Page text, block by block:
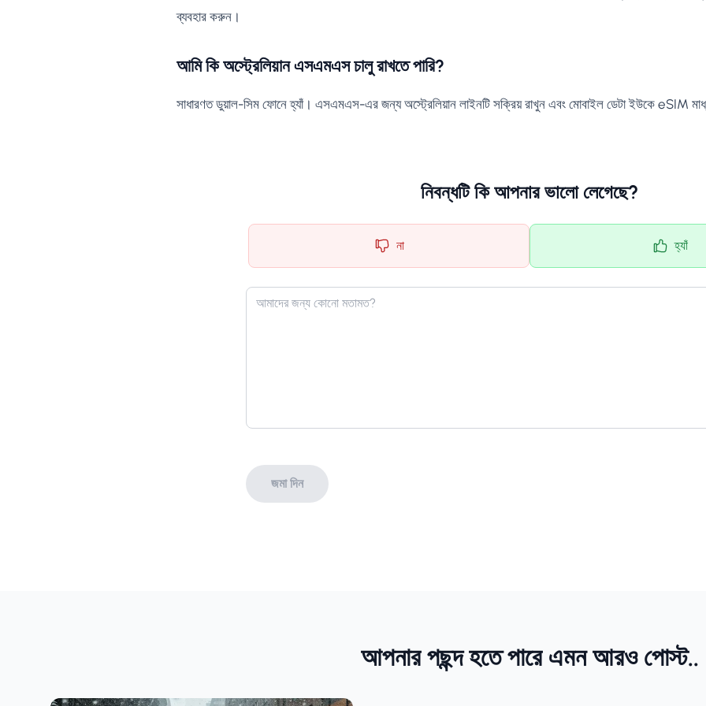
ব্যবহার করুন।
আমি কি অস্ট্রেলিয়ান এসএমএস চালু রাখতে পারি?
সাধারণত ডুয়াল-সিম ফোনে হ্যাঁ। এসএমএস-এর জন্য অস্ট্রেলিয়ান লাইনটি সক্রিয় রাখুন এবং মোবাইল ডেটা ইউকে eSIM
নিবন্ধটি কি আপনার ভালো লেগেছে?
না হ্যাঁ
জমা দিন
আপনার পছন্দ হতে পারে এমন আরও পোস্ট..